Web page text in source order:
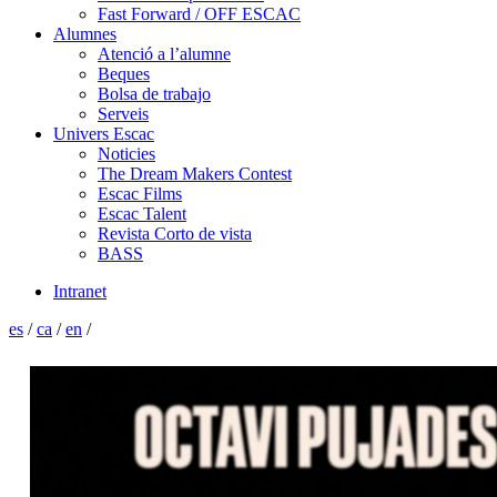
Fast Forward / OFF ESCAC
Alumnes
Atenció a l’alumne
Beques
Bolsa de trabajo
Serveis
Univers Escac
Noticies
The Dream Makers Contest
Escac Films
Escac Talent
Revista Corto de vista
BASS
Intranet
es /ca /en /